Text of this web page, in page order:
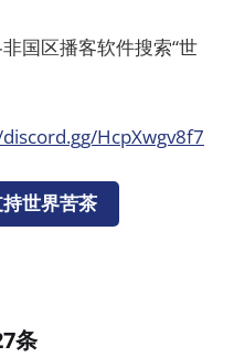
国区播客软件搜索“世
HcpXwgv8f7
世界苦茶
条